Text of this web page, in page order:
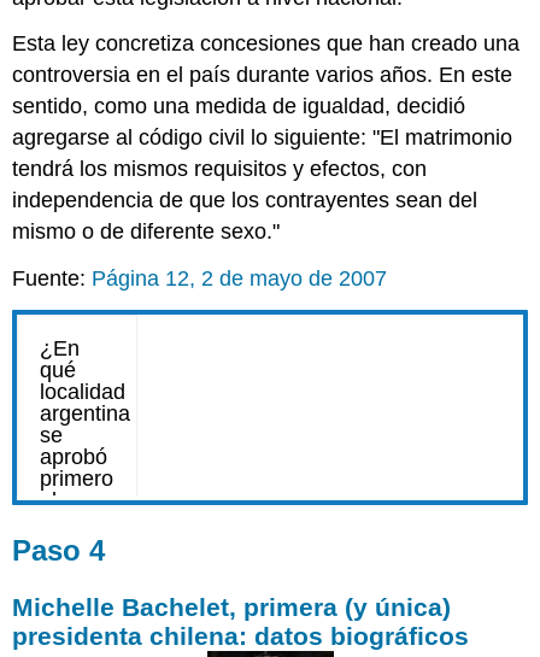
Esta ley concretiza concesiones que han creado una
controversia en el país durante varios años. En este
sentido, como una medida de igualdad, decidió
agregarse al código civil lo siguiente: "El matrimonio
tendrá los mismos requisitos y efectos, con
independencia de que los contrayentes sean del
mismo o de diferente sexo."
Fuente: Página 12, 2 de mayo de 2007
Paso 4
Michelle Bachelet, primera (y única)
presidenta chilena: datos biográficos